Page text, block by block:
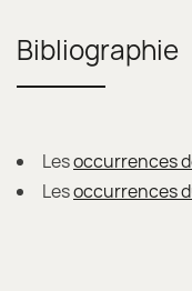
Bibliographie
Lesoccurrences
Lesoccurrences